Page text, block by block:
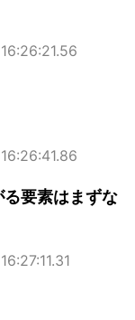
要素はまずな